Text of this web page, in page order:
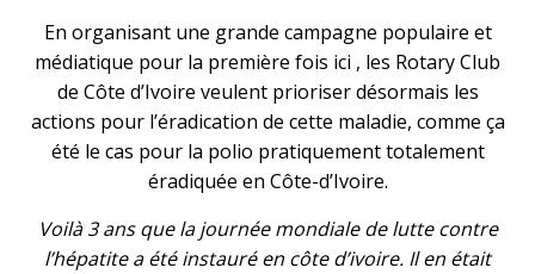
En organisant une grande campagne populaire et
médiatique pour la première fois ici , les Rotary Club
de Côte d’Ivoire veulent prioriser désormais les
actions pour l’éradication de cette maladie, comme ça
été le cas pour la polio pratiquement totalement
éradiquée en Côte-d’Ivoire.
Voilà 3 ans que la journée mondiale de lutte contre
l’hépatite a été instauré en côte d’ivoire. Il en était